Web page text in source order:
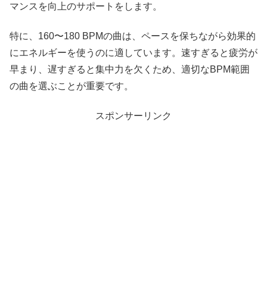
マンスを向上のサポートをします。
特に、160〜180 BPMの曲は、ペースを保ちながら効果的
にエネルギーを使うのに適しています。速すぎると疲労が
早まり、遅すぎると集中力を欠くため、適切なBPM範囲
の曲を選ぶことが重要です。
スポンサーリンク